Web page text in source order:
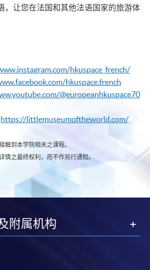
，让您在法国和其他法语国家的旅游体
hkuspace_french/
hkuspace.french
@europeanhkuspace70
https://littlemuseumoftheworld.com/
触到本学院相关之课程。
情之最终权利，而不作另行通知。
附属机构